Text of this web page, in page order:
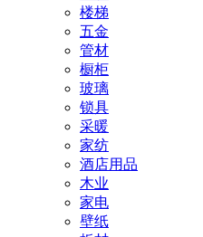
楼梯
五金
管材
橱柜
玻璃
锁具
采暖
家纺
酒店用品
木业
家电
壁纸